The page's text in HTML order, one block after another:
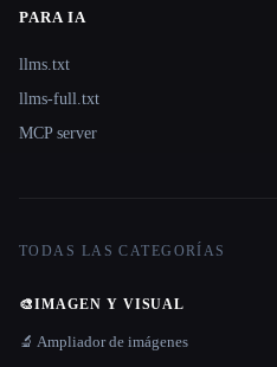
PARA IA
llms.txt
llms-full.txt
MCP server
TODAS LAS CATEGORÍAS
🎨IMAGEN Y VISUAL
🔬 Ampliador de imágenes